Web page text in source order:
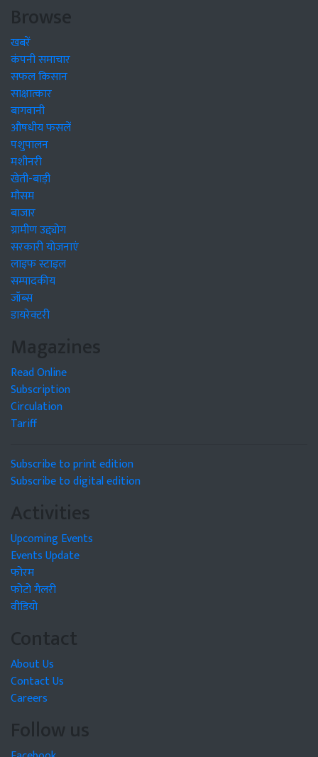
Browse
खबरें
कंपनी समाचार
सफल किसान
साक्षात्कार
बागवानी
औषधीय फसलें
पशुपालन
मशीनरी
खेती-बाड़ी
मौसम
बाजार
ग्रामीण उद्द्योग
सरकारी योजनाएं
लाइफ स्टाइल
सम्पादकीय
जॉब्स
डायरेक्टरी
Magazines
Read Online
Subscription
Circulation
Tariff
Subscribe to print edition
Subscribe to digital edition
Activities
Upcoming Events
Events Update
फोरम
फोटो गैलरी
वीडियो
Contact
About Us
Contact Us
Careers
Follow us